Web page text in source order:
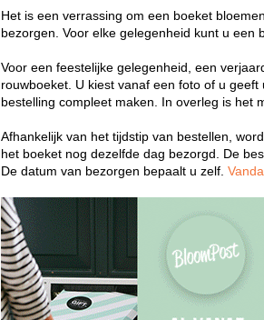
Het is een verrassing om een boeket
bezorgen. Voor elke gelegenheid kunt u een
Voor een feestelijke gelegenheid, een
rouwboeket. U kiest vanaf een foto of u
bestelling compleet maken. In overleg is het
Afhankelijk van het tijdstip van bestellen,
het boeket nog dezelfde dag bezorgd. De
De datum van bezorgen bepaalt u zelf.